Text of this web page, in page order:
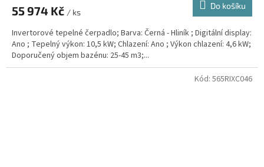
55 974 Kč / ks
Do košíku
Invertorové tepelné čerpadlo; Barva: Černá - Hliník ; Digitální display:
Ano ; Tepelný výkon: 10,5 kW; Chlazení: Ano ; Výkon chlazení: 4,6 kW;
Doporučený objem bazénu: 25-45 m3;...
Kód: 565RIXC046